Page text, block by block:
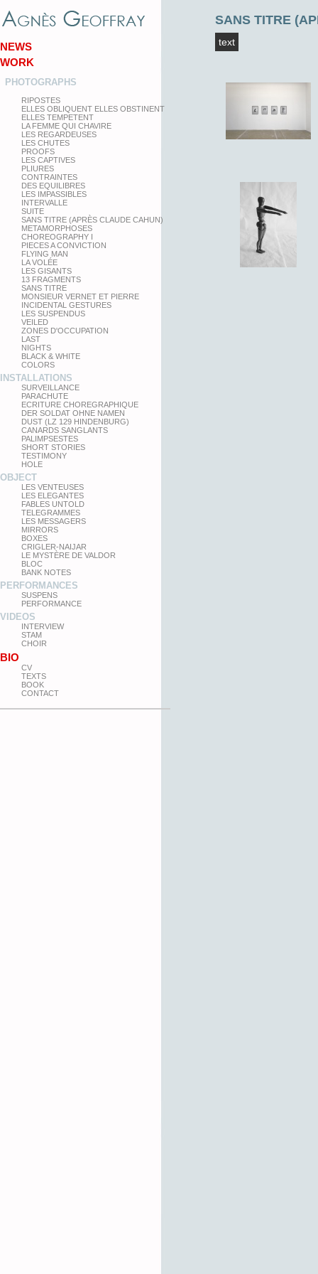
NEWS
WORK
PHOTOGRAPHS
RIPOSTES
ELLES OBLIQUENT ELLES OBSTINENT
ELLES TEMPETENT
LA FEMME QUI CHAVIRE
LES REGARDEUSES
LES CHUTES
PROOFS
LES CAPTIVES
PLIURES
CONTRAINTES
DES EQUILIBRES
LES IMPASSIBLES
INTERVALLE
SUITE
SANS TITRE (APRÈS CLAUDE CAHUN)
METAMORPHOSES
CHOREOGRAPHY I
PIECES A CONVICTION
FLYING MAN
LA VOLÉE
LES GISANTS
13 FRAGMENTS
SANS TITRE
MONSIEUR VERNET ET PIERRE
INCIDENTAL GESTURES
LES SUSPENDUS
VEILED
ZONES D'OCCUPATION
LAST
NIGHTS
BLACK & WHITE
COLORS
INSTALLATIONS
SURVEILLANCE
PARACHUTE
ECRITURE CHOREGRAPHIQUE
DER SOLDAT OHNE NAMEN
DUST (LZ 129 HINDENBURG)
CANARDS SANGLANTS
PALIMPSESTES
SHORT STORIES
TESTIMONY
HOLE
OBJECT
LES VENTEUSES
LES ELEGANTES
FABLES UNTOLD
TELEGRAMMES
LES MESSAGERS
MIRRORS
BOXES
CRIGLER-NAIJAR
LE MYSTÈRE DE VALDOR
BLOC
BANK NOTES
PERFORMANCES
SUSPENS
PERFORMANCE
VIDEOS
INTERVIEW
STAM
CHOIR
BIO
CV
TEXTS
BOOK
CONTACT
SANS TITRE
text